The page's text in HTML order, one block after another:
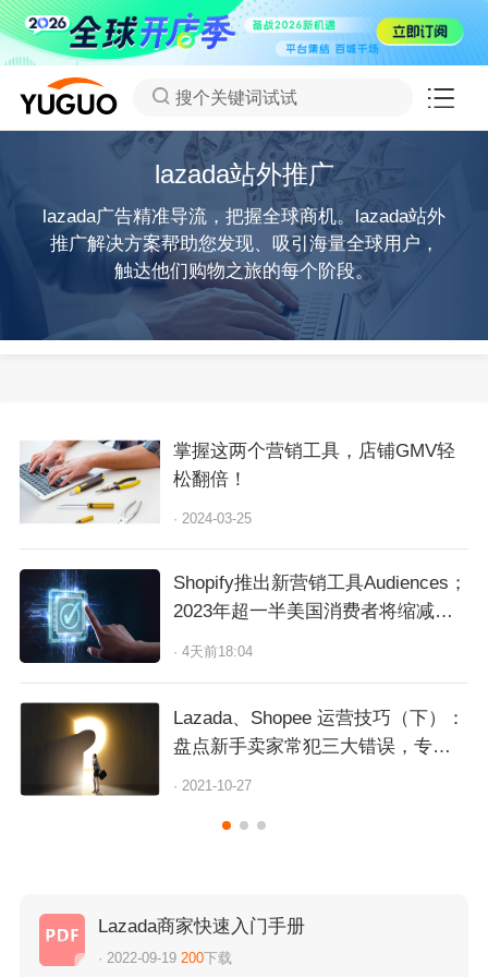
搜个关键词试试
lazada站外推广
lazada广告精准导流，把握全球商机。lazada站外
推广解决方案帮助您发现、吸引海量全球用户，
触达他们购物之旅的每个阶段。
掌握这两个营销工具，店铺GMV轻
松翻倍！
· 2024-03-25
Shopify推出新营销工具Audiences；
2023年超一半美国消费者将缩减开
· 4天前18:04
Lazada、Shopee 运营技巧（下）：
盘点新手卖家常犯三大错误，专家
讲解正确做法！
· 2021-10-27
Lazada商家快速入门手册
· 2022-09-19 200下载